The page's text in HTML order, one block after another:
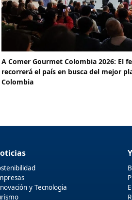
A Comer Gourmet Colombia 2026: El
recorrerá el país en busca del mejor
Colombia
y Tecnologia